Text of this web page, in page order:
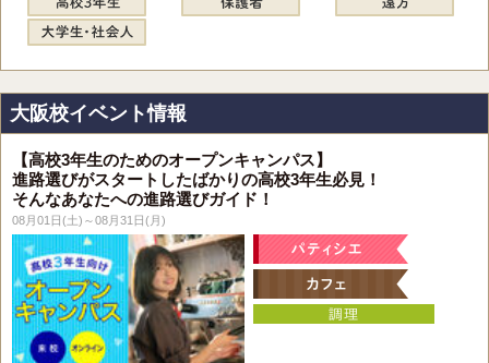
大阪校イベント情報
【高校3年生のためのオープンキャンパス】
進路選びがスタートしたばかりの高校3年生必見！
そんなあなたへの進路選びガイド！
08月01日(土)～08月31日(月)